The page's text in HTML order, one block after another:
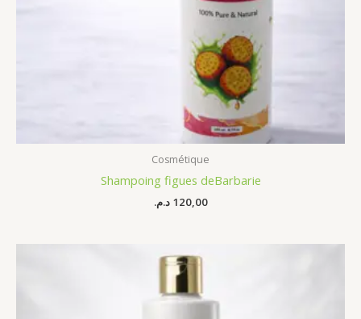
Cosmétique
Shampoing figues deBarbarie
120,00 د.م.